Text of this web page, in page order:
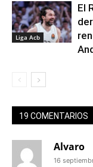
Liga Acb
El
19 COMENTARIOS
Alvaro
16